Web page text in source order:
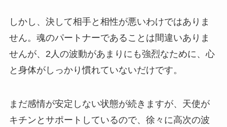
しかし、決して相手と相性が悪いわけではありま
せん。魂のパートナーであることは間違いありま
せんが、2人の波動があまりにも強烈なために、心
と身体がしっかり慣れていないだけです。
まだ感情が安定しない状態が続きますが、天使が
キチンとサポートしているので、徐々に高次の波